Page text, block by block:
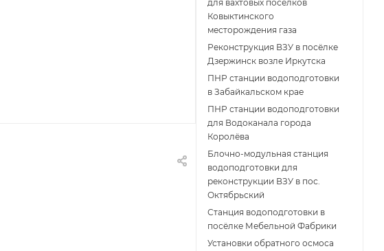
для вахтовых поселков
Ковыктинского
месторождения газа
Реконструкция ВЗУ в посёлке
Дзержинск возле Иркутска
ПНР станции водоподготовки
в Забайкальском крае
ПНР станции водоподготовки
для Водоканала города
Королёва
Блочно-модульная станция
водоподготовки для
реконструкции ВЗУ в пос.
Октябрьский
Станция водоподготовки в
посёлке Мебельной Фабрики
Установки обратного осмоса